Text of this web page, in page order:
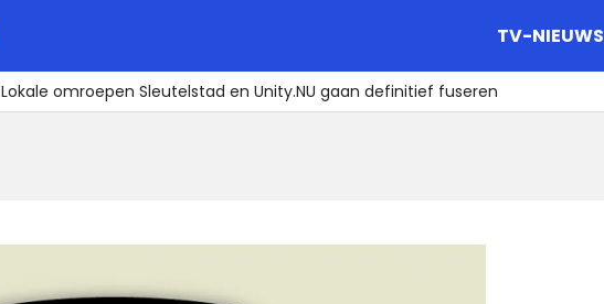
TV-NIEUWS
Lokale omroepen Sleutelstad en Unity.NU gaan definitief fuseren